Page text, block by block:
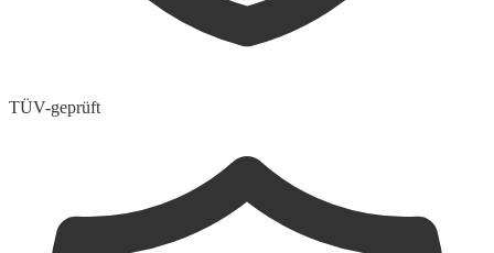
TÜV-geprüft